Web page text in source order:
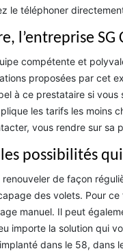
le téléphoner
l’entreprise
compétente et
proposées par cet
à ce prestataire si vous
les tarifs les moins
vous rendre sur sa
possibilités
de façon
des volets. Pour
manuel. Il peut
importe la solution qui
dans le 58, dans